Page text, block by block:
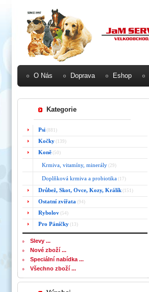
O Nás Doprava Eshop
Kategorie
Psi (881)
Kočky (139)
Koně (50)
Krmiva, vitamíny, minerály (29)
Doplňková krmiva a probiotika (17)
Drůbež, Skot, Ovce, Kozy, Králík (151)
Ostatní zvířata (94)
Rybolov (54)
Pro Páníčky (13)
Slevy ...
Nové zboží ...
Speciální nabídka ...
Všechno zboží ...